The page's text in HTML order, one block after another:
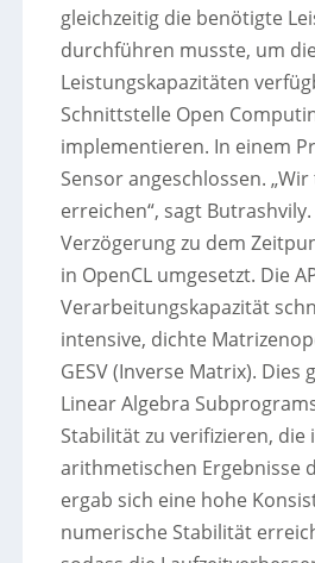
gleichzeitig die benötigte
durchführen musste, um
Leistungskapazitäten
Schnittstelle Open
implementieren. In einem
Sensor angeschlossen.
erreichen“, sagt
Verzögerung zu dem
in OpenCL umgesetzt. Die
Verarbeitungskapazität
intensive, dichte
GESV (Inverse Matrix).
Linear Algebra
Stabilität zu verifizieren,
arithmetischen Ergebnisse
ergab sich eine hohe
numerische Stabilität